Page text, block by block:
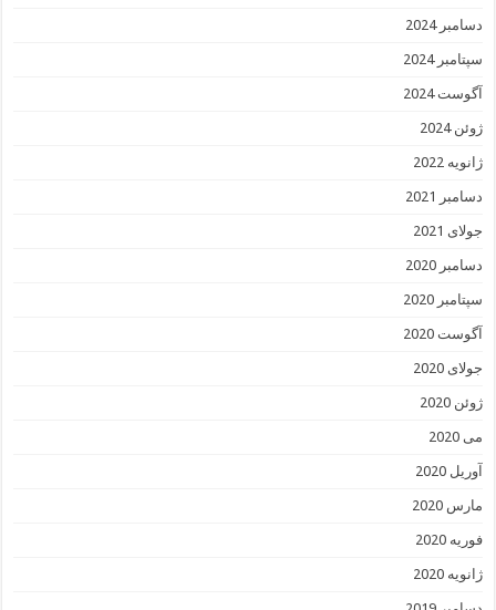
دسامبر 2024
سپتامبر 2024
آگوست 2024
ژوئن 2024
ژانویه 2022
دسامبر 2021
جولای 2021
دسامبر 2020
سپتامبر 2020
آگوست 2020
جولای 2020
ژوئن 2020
می 2020
آوریل 2020
مارس 2020
فوریه 2020
ژانویه 2020